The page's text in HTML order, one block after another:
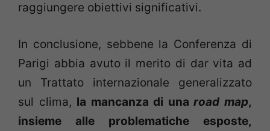
raggiungere obiettivi significativi.
In conclusione, sebbene la Conferenza di
Parigi abbia avuto il merito di dar vita ad
un Trattato internazionale generalizzato
sul clima, la mancanza di unaroad map,
insieme alle problematiche esposte,